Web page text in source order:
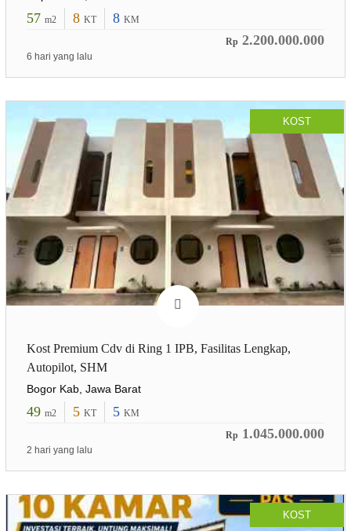
57 m2 8 KT 8 KM
Rp 2.200.000.000
6 hari yang lalu
KOST
Kost Premium Cdv di Ring 1 IPB, Fasilitas Lengkap,
Autopilot, SHM
Bogor Kab, Jawa Barat
49 m2 5 KT 5 KM
Rp 1.045.000.000
2 hari yang lalu
KOST